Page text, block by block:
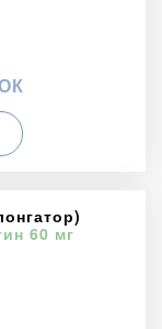
60 мг